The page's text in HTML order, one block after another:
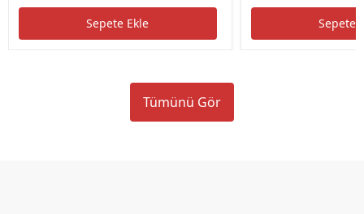
Sepete Ekle Sepete
Tümünü Gör